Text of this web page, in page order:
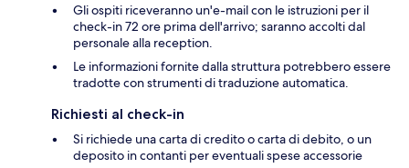
Gli ospiti riceveranno un'e-mail con le istruzioni per il
check-in 72 ore prima dell'arrivo; saranno accolti dal
personale alla reception.
Le informazioni fornite dalla struttura potrebbero essere
tradotte con strumenti di traduzione automatica.
Richiesti al check-in
Si richiede una carta di credito o carta di debito, o un
deposito in contanti per eventuali spese accessorie